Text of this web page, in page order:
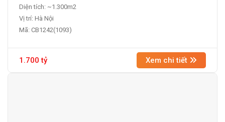
Diện tích: ~1.300m2
Vị trí: Hà Nội
Mã: CB1242(1093)
1.700 tỷ Xem chi tiết